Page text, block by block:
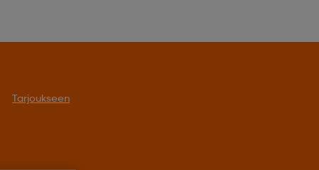
Tarjoukseen